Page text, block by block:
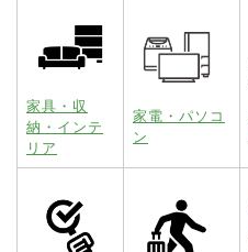
家具・収
納・インテ
リア
家電・パソコ
ン